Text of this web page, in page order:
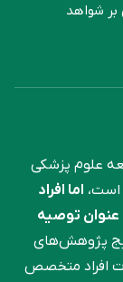
بر شواهد
علوم ‌پزشکی
است، اما افراد
عنوان توصیه
پژوهش‌های
افراد متخصص